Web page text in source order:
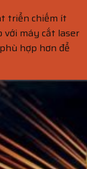
triển chiếm ít
máy cắt laser
hợp hơn để